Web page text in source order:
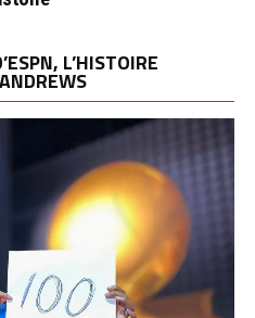
L’HISTOIRE